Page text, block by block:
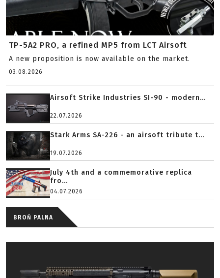
TP-5A2 PRO, a refined MP5 from LCT Airsoft
A new proposition is now available on the market.
03.08.2026
Airsoft Strike Industries SI-90 - modern...
22.07.2026
Stark Arms SA-226 - an airsoft tribute t...
19.07.2026
July 4th and a commemorative replica
fro...
04.07.2026
BROŃ PALNA